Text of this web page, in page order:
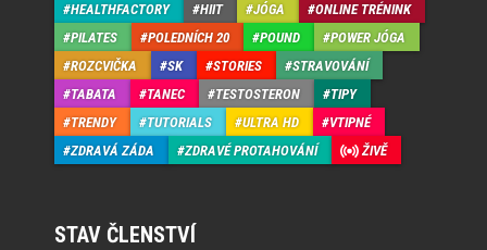
HEALTHFACTORY
HIIT JÓGA
ONLINE TRÉNINK
PILATES
POLEDNÍCH 20 POUND
POWER JÓGA
ROZCVIČKA
SK STORIES
STRAVOVÁNÍ
TABATA
TANEC TESTOSTERON
TIPY
TRENDY
TUTORIALS ULTRA HD
VTIPNÉ
ZDRAVÁ ZÁDA
ZDRAVÉ PROTAHOVÁNÍ ŽIVĚ
STAV ČLENSTVÍ